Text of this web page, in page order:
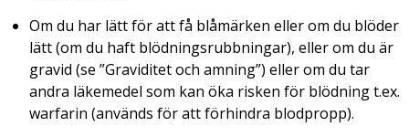
Om du har lätt för att få blåmärken eller om du blöder
lätt (om du haft blödningsrubbningar), eller om du är
gravid (se ”Graviditet och amning”) eller om du tar
andra läkemedel som kan öka risken för blödning t.ex.
warfarin (används för att förhindra blodpropp).